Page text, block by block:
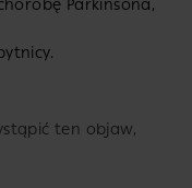
Parkinsona,
ten objaw,